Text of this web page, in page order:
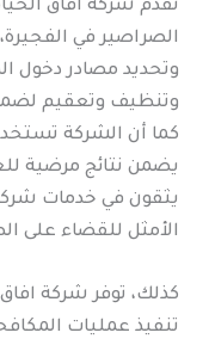
تقدم شركة افاق
الصراصير في
وتحديد مصادر دخول
وتنظيف وتعقيم
كما أن الشركة
يضمن نتائج مرضية
يثقون في خدمات شركة
الأمثل للقضاء على
كذلك، توفر شركة
تنفيذ عمليات